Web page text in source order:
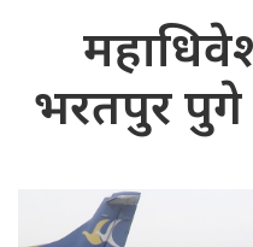
भरतपुर पुगे